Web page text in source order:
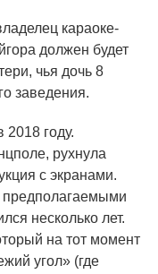
караоке-
должен будет
чья дочь 8
заведения.
году.
рухнула
с экранами.
предполагаемыми
несколько лет.
на тот момент
угол» (где